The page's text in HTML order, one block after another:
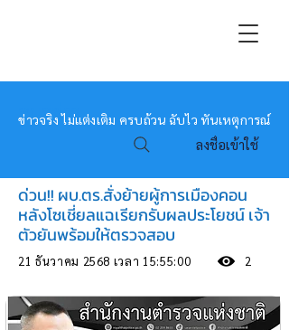
หมอข่าว
ข่าวจริง ไม่แต่งเติม ครบถ้วน ฉับไว ทันเหตุการณ์
ลงชื่อเข้าใช้
ด่วน!! ผบ.ตร.สั่งย้ายผู้การเมืองคอน
หลังโซเชี่ยลแฉเรียกรับผลประโยชน์ เจ้า
ตัวยันพร้อมให้ตรวจสอบ
21 ธันวาคม 2568 เวลา 15:55:00 2